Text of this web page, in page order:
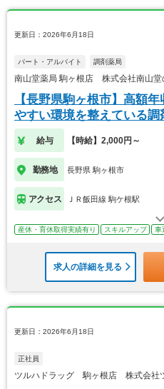
更新日：2026年6月18日
パート・アルバイト 調剤薬局
南山堂薬局 駒ヶ根店 株式会社南山堂
【長野県駒ヶ根市】高額
やすい環境を整えている調
給与 【時給】2,000円～
勤務地 長野県 駒ヶ根市
アクセス ＪＲ飯田線 駒ケ根駅
産休・育休取得実績有り スキルアップ 車
求人の詳細を見る
更新日：2026年6月18日
正社員
ツルハドラッグ 駒ヶ根店 株式会社